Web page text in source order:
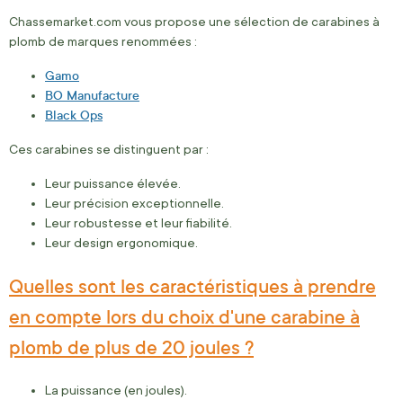
Chassemarket.com vous propose une sélection de carabines à
plomb de marques renommées :
Gamo
BO Manufacture
Black Ops
Ces carabines se distinguent par :
Leur puissance élevée.
Leur précision exceptionnelle.
Leur robustesse et leur fiabilité.
Leur design ergonomique.
Quelles sont les caractéristiques à prendre
en compte lors du choix d'une carabine à
plomb de plus de 20 joules ?
La puissance (en joules).